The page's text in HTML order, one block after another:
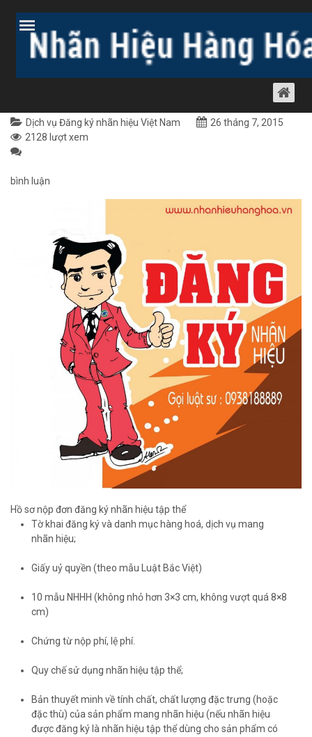
hiệu Việt Nam
HỒ SƠ NỘP ĐƠN ĐĂNG KÝ NHÃN HIỆU
Dịch vụ Đăng ký nhãn hiệu Việt Nam
26 tháng 7, 2015
2128 lượt xem
bình luận
Hồ sơ nộp đơn đăng ký nhãn hiệu tập thể
Tờ khai đăng ký và danh mục hàng hoá, dịch vụ mang
nhãn hiệu;
Giấy uỷ quyền (theo mẫu Luật Bắc Việt)
10 mẫu NHHH (không nhỏ hơn 3×3 cm, không vượt quá 8×8
cm)
Chứng từ nộp phí, lệ phí.
Quy chế sử dụng nhãn hiệu tập thể;
Bản thuyết minh về tính chất, chất lượng đặc trưng (hoặc
đặc thù) của sản phẩm mang nhãn hiệu (nếu nhãn hiệu
được đăng ký là nhãn hiệu tập thể dùng cho sản phẩm có